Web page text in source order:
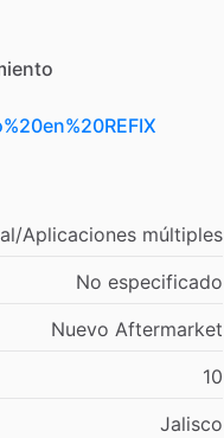
​/​Aplicaciones múltiples
No especificado
Nuevo Aftermarket
10
Jalisco